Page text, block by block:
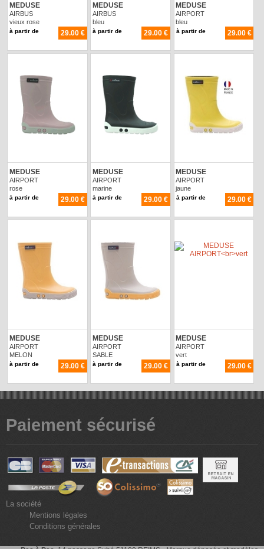
MEDUSE
AIRBUS
vieux rose
à partir de 29.00 €
MEDUSE
AIRBUS
bleu
à partir de 29.00 €
MEDUSE
AIRPORT
bleu
à partir de 29.00 €
MEDUSE
AIRPORT
rose
à partir de 29.00 €
MEDUSE
AIRPORT
marine
à partir de 29.00 €
MEDUSE
AIRPORT
jaune
à partir de 29.00 €
MEDUSE
AIRPORT
MELON
à partir de 29.00 €
MEDUSE
AIRPORT
SABLE
à partir de 29.00 €
MEDUSE
AIRPORT
vert
à partir de 29.00 €
Paiement sécurisé
La société
Mentions légales
Conditions générales